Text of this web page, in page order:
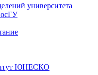
университета
ЮНЕСКО